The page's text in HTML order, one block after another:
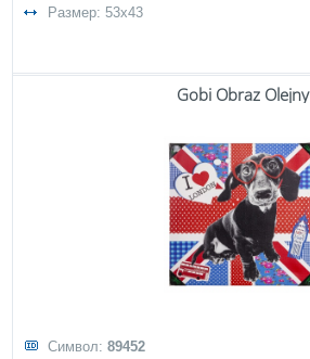
Размер: 53x43
Gobi Obraz Olejny
Символ:89452